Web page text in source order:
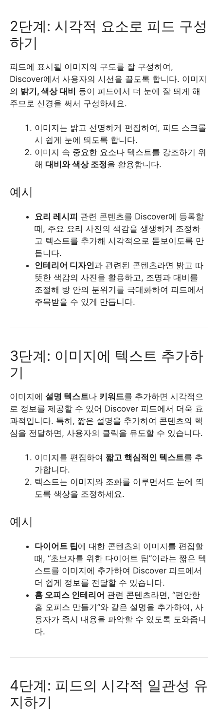
2단계: 시각적 요소로 피드 구성
하기
피드에 표시될 이미지의 구도를 잘 구성하여,
Discover에서 사용자의 시선을 끌도록 합니다. 이미지
의 밝기, 색상 대비 등이 피드에서 더 눈에 잘 띄게 해
주므로 신경을 써서 구성하세요.
이미지는 밝고 선명하게 편집하여, 피드 스크롤
시 쉽게 눈에 띄도록 합니다.
이미지 속 중요한 요소나 텍스트를 강조하기 위
해 대비와 색상 조정을 활용합니다.
예시
요리 레시피 관련 콘텐츠를 Discover에 등록할
때, 주요 요리 사진의 색감을 생생하게 조정하
고 텍스트를 추가해 시각적으로 돋보이도록 만
듭니다.
인테리어 디자인과 관련된 콘텐츠라면 밝고 따
뜻한 색감의 사진을 활용하고, 조명과 대비를
조절해 방 안의 분위기를 극대화하여 피드에서
주목받을 수 있게 만듭니다.
3단계: 이미지에 텍스트 추가하
기
이미지에 설명 텍스트나 키워드를 추가하면 시각적으
로 정보를 제공할 수 있어 Discover 피드에서 더욱 효
과적입니다. 특히, 짧은 설명을 추가하여 콘텐츠의 핵
심을 전달하면, 사용자의 클릭을 유도할 수 있습니다.
이미지를 편집하여 짧고 핵심적인 텍스트를 추
가합니다.
텍스트는 이미지와 조화를 이루면서도 눈에 띄
도록 색상을 조정하세요.
예시
다이어트 팁에 대한 콘텐츠의 이미지를 편집할
때, “초보자를 위한 다이어트 팁”이라는 짧은 텍
스트를 이미지에 추가하여 Discover 피드에서
더 쉽게 정보를 전달할 수 있습니다.
홈 오피스 인테리어 관련 콘텐츠라면, “편안한
홈 오피스 만들기”와 같은 설명을 추가하여, 사
용자가 즉시 내용을 파악할 수 있도록 도와줍니
다.
4단계: 피드의 시각적 일관성 유
지하기